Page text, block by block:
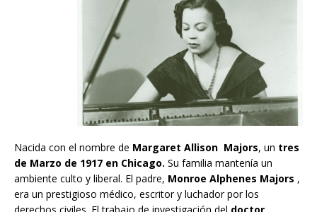
Nacida con el nombre de Margaret Allison Majors, un tres
de Marzo de 1917 en Chicago. Su familia mantenía un
ambiente culto y liberal. El padre, Monroe Alphenes Majors ,
era un prestigioso médico, escritor y luchador por los